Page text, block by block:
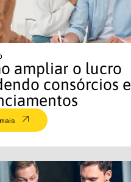
ampliar o lucro
consórcios e